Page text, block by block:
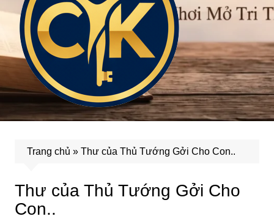
Trang chủ » Thư của Thủ Tướng Gởi Cho Con..
Thư của Thủ Tướng Gởi Cho
Con..